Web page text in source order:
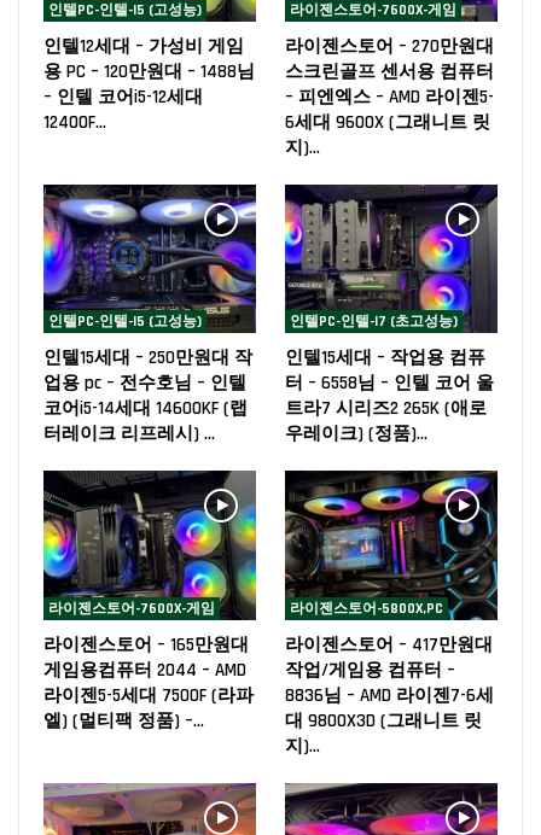
인텔PC-인텔-I5 (고성능)
인텔12세대 – 가성비 게임
용 PC – 120만원대 – 1488님
– 인텔 코어i5-12세대
12400F…
라이젠스토어-7600X-게임
라이젠스토어 – 270만원대
스크린골프 센서용 컴퓨터
– 피엔엑스 – AMD 라이젠5-
6세대 9600X (그래니트 릿
지)…
인텔PC-인텔-I5 (고성능)
인텔15세대 – 250만원대 작
업용 pc – 전수호님 – 인텔
코어i5-14세대 14600KF (랩
터레이크 리프레시) …
인텔PC-인텔-I7 (초고성능)
인텔15세대 – 작업용 컴퓨
터 – 6558님 – 인텔 코어 울
트라7 시리즈2 265K (애로
우레이크) (정품)…
라이젠스토어-7600X-게임
라이젠스토어 – 165만원대
게임용컴퓨터 2044 – AMD
라이젠5-5세대 7500F (라파
엘) (멀티팩 정품) –…
라이젠스토어-5800X,PC
라이젠스토어 – 417만원대
작업/게임용 컴퓨터 –
8836님 – AMD 라이젠7-6세
대 9800X3D (그래니트 릿
지)…